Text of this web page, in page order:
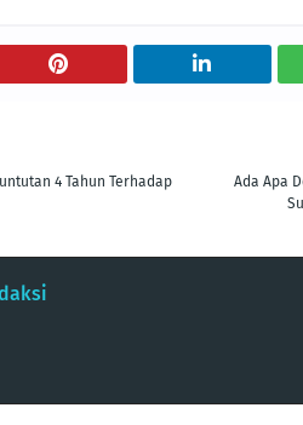
Ada Apa
4 Tahun Terhadap